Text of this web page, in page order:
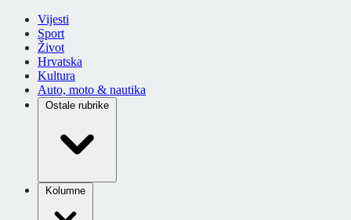
Vijesti
Sport
Život
Hrvatska
Kultura
Auto, moto & nautika
Ostale rubrike
Kolumne